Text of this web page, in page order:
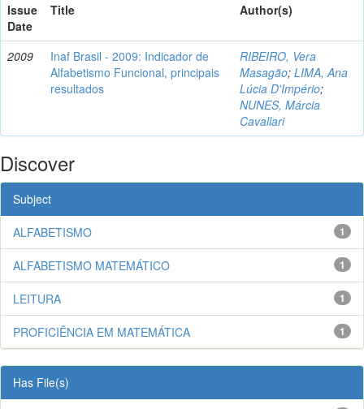
Issue
Date
Title Author(s)
2009
Inaf Brasil - 2009: Indicador de
Alfabetismo Funcional, principais
resultados
RIBEIRO, Vera
Masagão; LIMA, Ana
Lúcia D'Império;
NUNES, Márcia
Cavallari
Discover
Subject
1
ALFABETISMO
1
ALFABETISMO MATEMÁTICO
1
LEITURA
1
PROFICIÊNCIA EM MATEMÁTICA
Has File(s)